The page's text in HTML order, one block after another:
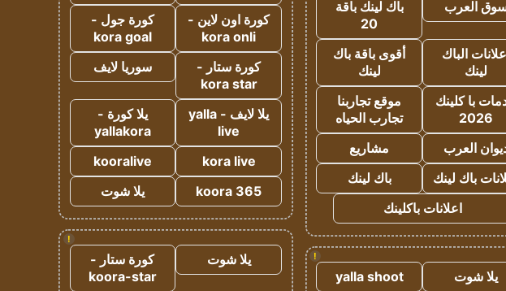
العرب
باك لينك باقة
20
الباك
لينك
أقوى باقة باك
لينك
با كلينك
2026
موقع تجاربنا
تجارب الحياه
العرب
مشاريع
باك لينك
باك لينك
اعلانات باكلينك
!
يلا شوت
yalla shoot
كورة اون لاين -
kora onli
كورة جول -
kora goal
كورة ستار -
kora star
سوريا لايف
يلا لايف - yalla
live
يلا كورة -
yallakora
kora live
kooralive
koora 365
يلا شوت
!
يلا شوت
كورة ستار -
koora-star